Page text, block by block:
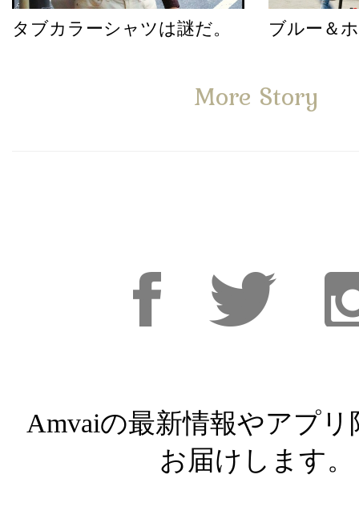
タブカラーシャツは謎だ。 ブルー＆
More Story
Amvaiの最新情報やアプリ
お届けします。